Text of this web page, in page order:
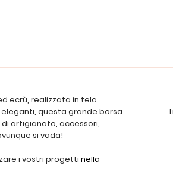
ecrù, realizzata in tela
questa grande borsa
artigianato, accessori,
si vada!
i vostri progetti nella